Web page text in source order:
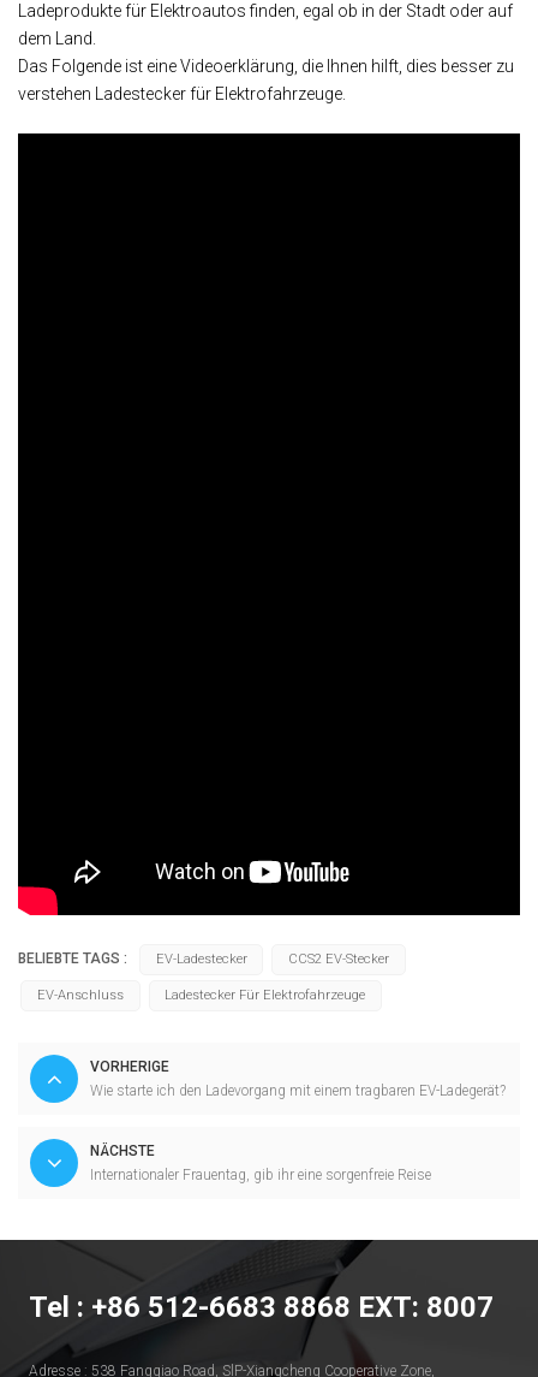
Ladeprodukte für Elektroautos finden, egal ob in der Stadt oder auf
dem Land.
Das Folgende ist eine Videoerklärung, die Ihnen hilft, dies besser zu
verstehen
Ladestecker für Elektrofahrzeuge
BELIEBTE TAGS : EV-Ladestecker CCS2 EV-Stecker
EV-Anschluss Ladestecker Für Elektrofahrzeuge
VORHERIGE
Wie starte ich den Ladevorgang mit einem tragbaren EV-Ladegerät?
NÄCHSTE
Internationaler Frauentag, gib ihr eine sorgenfreie Reise
Tel : +86 512-6683 8868 EXT: 8007
Adresse : 538 Fangqiao Road, SlP-Xiangcheng Cooperative Zone,